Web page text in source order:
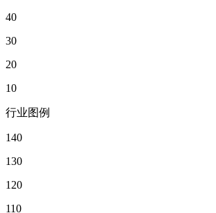
40
30
20
10
行业图例
140
130
120
110